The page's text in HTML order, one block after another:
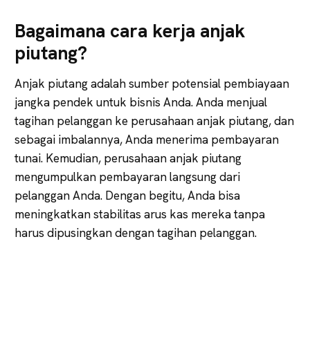
Bagaimana cara kerja anjak
piutang?
Anjak piutang adalah sumber potensial pembiayaan
jangka pendek untuk bisnis Anda. Anda menjual
tagihan pelanggan ke perusahaan anjak piutang, dan
sebagai imbalannya, Anda menerima pembayaran
tunai. Kemudian, perusahaan anjak piutang
mengumpulkan pembayaran langsung dari
pelanggan Anda. Dengan begitu, Anda bisa
meningkatkan stabilitas arus kas mereka tanpa
harus dipusingkan dengan tagihan pelanggan.